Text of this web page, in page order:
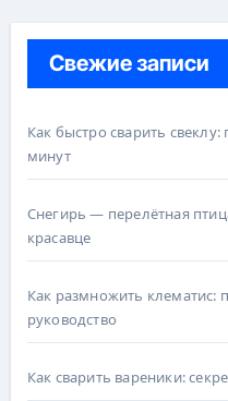
Свежие записи
Как быстро сварить
минут
Снегирь — перелётная
красавце
Как размножить клематис:
руководство
Как сварить вареники: